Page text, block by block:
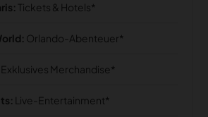
Tickets & Hotels
Orlando-Abenteuer
Exklusives Merchandise
Live-Entertainment